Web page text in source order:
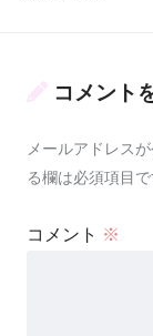
コメント
メールアドレス
る欄は必須項目で
コメント ※